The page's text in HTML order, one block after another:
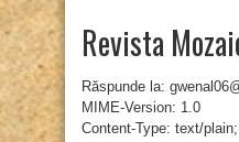
Revista
Răspunde la:
MIME-Version: 1.0
Content-Type: text/